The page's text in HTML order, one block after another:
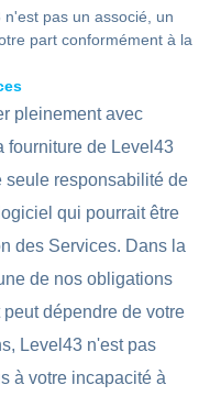
pas un associé, un
part conformément à la
pleinement avec
fourniture de Level43
seule responsabilité de
qui pourrait être
des Services. Dans la
de nos obligations
dépendre de votre
Level43 n'est pas
à votre incapacité à